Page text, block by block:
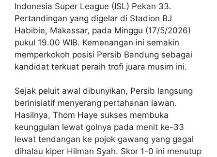
Indonesia Super League (ISL) Pekan 33.
Pertandingan yang digelar di Stadion BJ
Habibie, Makassar, pada Minggu (17/5/2026)
pukul 19.00 WIB. Kemenangan ini semakin
memperkokoh posisi Persib Bandung sebagai
kandidat terkuat peraih trofi juara musim ini.
Sejak peluit awal dibunyikan, Persib langsung
berinisiatif menyerang pertahanan lawan.
Hasilnya, Thom Haye sukses membuka
keunggulan lewat golnya pada menit ke-33
lewat tendangan ke pojok gawang yang gagal
dihalau kiper Hilman Syah. Skor 1-0 ini menutup